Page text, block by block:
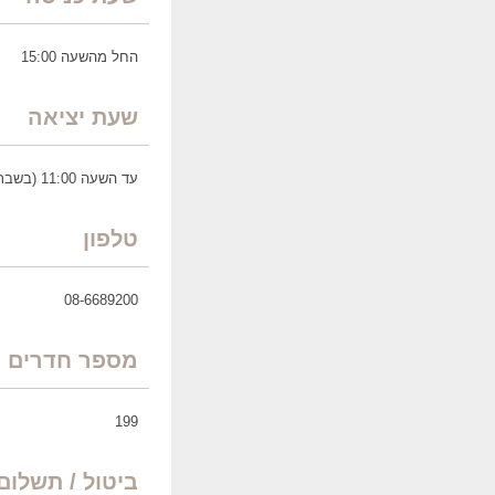
החל מהשעה 15:00
שעת יציאה
עד השעה 11:00 (בשבת וחג עד 14:00)
טלפון
08-6689200
מספר חדרים
199
ביטול /